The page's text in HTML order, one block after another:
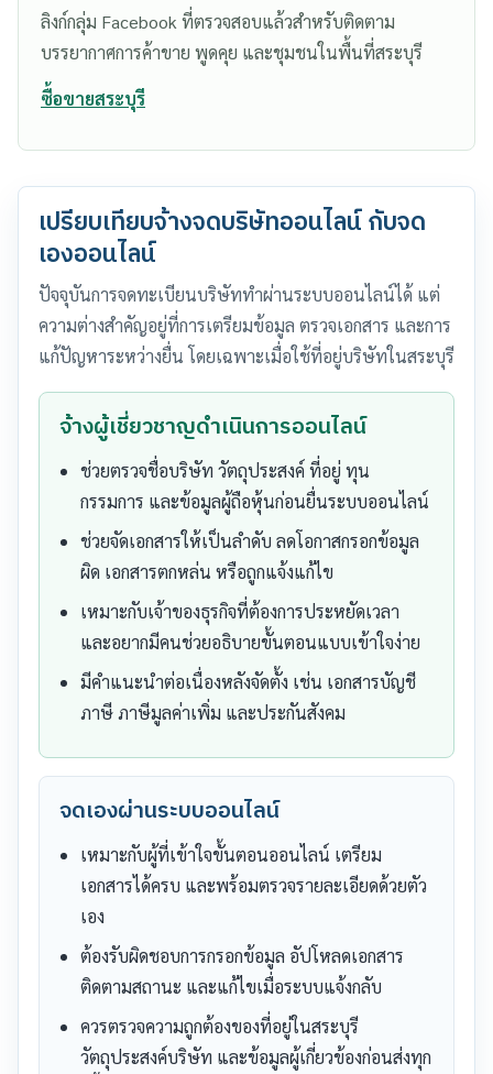
ลิงก์กลุ่ม Facebook ที่ตรวจสอบแล้วสำหรับติดตาม
บรรยากาศการค้าขาย พูดคุย และชุมชนในพื้นที่สระบุรี
ซื้อขายสระบุรี
เปรียบเทียบจ้างจดบริษัทออนไลน์ กับจด
เองออนไลน์
ปัจจุบันการจดทะเบียนบริษัททำผ่านระบบออนไลน์ได้ แต่
ความต่างสำคัญอยู่ที่การเตรียมข้อมูล ตรวจเอกสาร และการ
แก้ปัญหาระหว่างยื่น โดยเฉพาะเมื่อใช้ที่อยู่บริษัทในสระบุรี
จ้างผู้เชี่ยวชาญดำเนินการออนไลน์
ช่วยตรวจชื่อบริษัท วัตถุประสงค์ ที่อยู่ ทุน
กรรมการ และข้อมูลผู้ถือหุ้นก่อนยื่นระบบออนไลน์
ช่วยจัดเอกสารให้เป็นลำดับ ลดโอกาสกรอกข้อมูล
ผิด เอกสารตกหล่น หรือถูกแจ้งแก้ไข
เหมาะกับเจ้าของธุรกิจที่ต้องการประหยัดเวลา
และอยากมีคนช่วยอธิบายขั้นตอนแบบเข้าใจง่าย
มีคำแนะนำต่อเนื่องหลังจัดตั้ง เช่น เอกสารบัญชี
ภาษี ภาษีมูลค่าเพิ่ม และประกันสังคม
จดเองผ่านระบบออนไลน์
เหมาะกับผู้ที่เข้าใจขั้นตอนออนไลน์ เตรียม
เอกสารได้ครบ และพร้อมตรวจรายละเอียดด้วยตัว
เอง
ต้องรับผิดชอบการกรอกข้อมูล อัปโหลดเอกสาร
ติดตามสถานะ และแก้ไขเมื่อระบบแจ้งกลับ
ควรตรวจความถูกต้องของที่อยู่ในสระบุรี
วัตถุประสงค์บริษัท และข้อมูลผู้เกี่ยวข้องก่อนส่งทุก